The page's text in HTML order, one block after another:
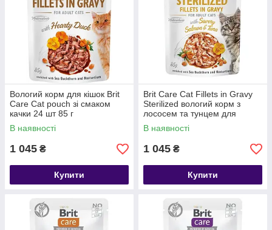
Вологий корм для кішок Brit
Care Cat pouch зі смаком
качки 24 шт 85 г
В наявності
1 045 ₴
Купити
Brit Care Cat Fillets in Gravy
Sterilized вологий корм з
лососем та тунцем для
стерилізованих котів, 24 шт
85 гр
В наявності
1 045 ₴
Купити